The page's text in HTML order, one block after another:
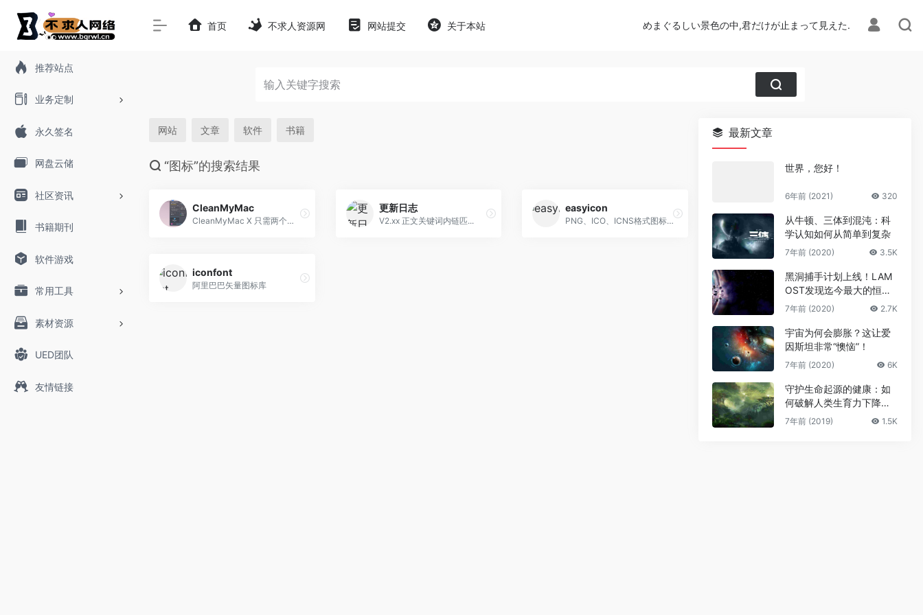
推荐站点
业务定制
永久签名
网盘云储
社区资讯
书籍期刊
软件游戏
常用工具
素材资源
UED团队
友情链接
首页 不求人资源网 网站提交 关于本站 めまぐるしい景色の中,君だけが止まって見えた.
网站 文章 软件 书籍
“图标”的搜索结果
CleanMyMac
CleanMyMac X 只需两个简单步...
更新日志
V2.xx 正文关键词内链匹...
easyicon
PNG、ICO、ICNS格式图标搜索、图标下载服务
iconfont
阿里巴巴矢量图标库
最新文章
世界，您好！
6年前 (2021) 320
从牛顿、三体到混沌：科
学认知如何从简单到复杂
7年前 (2020) 3.5K
黑洞捕手计划上线！LAM
OST发现迄今最大的恒星
级黑洞
7年前 (2020) 2.7K
宇宙为何会膨胀？这让爱
因斯坦非常“懊恼”！
7年前 (2020) 6K
守护生命起源的健康：如
何破解人类生育力下降难
题
7年前 (2019) 1.5K